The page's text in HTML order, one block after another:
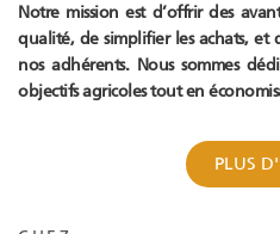
Notre mission est d’offrir des
qualité, de simplifier les achats, et
nos adhérents. Nous sommes
objectifs agricoles tout en
PLUS